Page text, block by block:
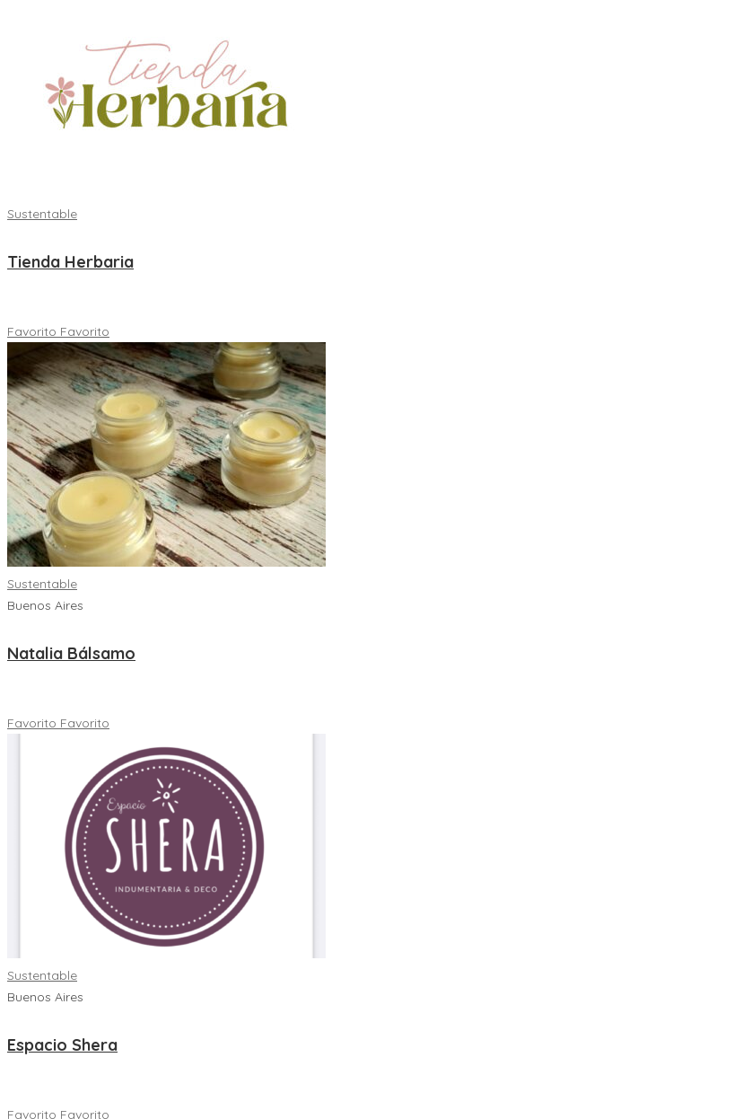
Sustentable
Tienda Herbaria
Favorito Favorito
Sustentable
Buenos Aires
Natalia Bálsamo
Favorito Favorito
Sustentable
Buenos Aires
Espacio Shera
Favorito Favorito